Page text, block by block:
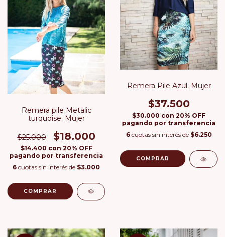
Remera pile Metalic
turquoise. Mujer
$25.000 $18.000
$14.400 con 20% OFF
pagando por transferencia
6 cuotas sin interés de $3.000
COMPRAR
Remera Pile Azul. Mujer
$37.500
$30.000 con 20% OFF
pagando por transferencia
6 cuotas sin interés de $6.250
COMPRAR